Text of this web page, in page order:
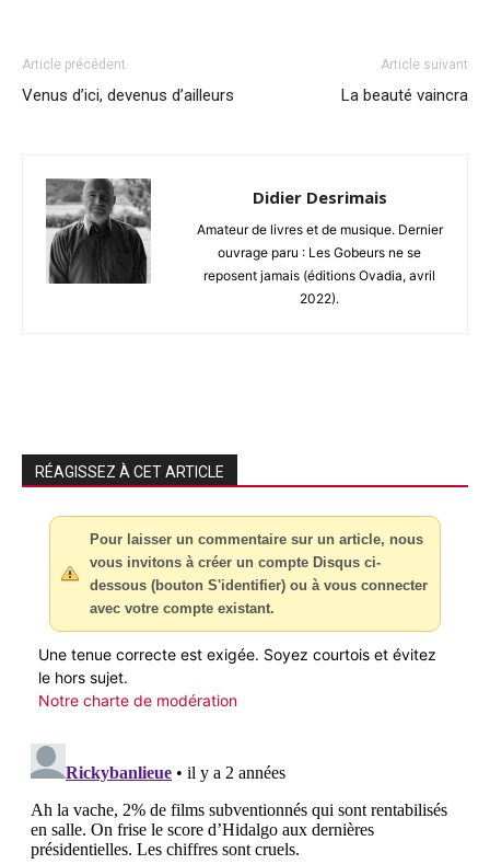
Article précédent
Venus d’ici, devenus d’ailleurs
Article suivant
La beauté vaincra
Didier Desrimais
Amateur de livres et de musique. Dernier
ouvrage paru : Les Gobeurs ne se
reposent jamais (éditions Ovadia, avril
2022).
RÉAGISSEZ À CET ARTICLE
Pour laisser un commentaire sur un article, nous
vous invitons à créer un compte Disqus ci-
dessous (bouton S'identifier) ou à vous connecter
avec votre compte existant.
Une tenue correcte est exigée. Soyez courtois et évitez
le hors sujet.
Notre charte de modération